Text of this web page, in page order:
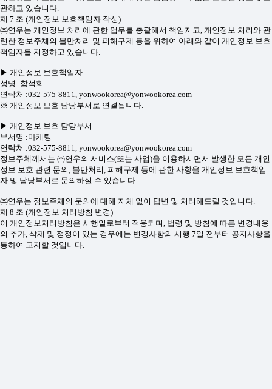
관하고 있습니다.
제 7 조 (개인정보 보호책임자 작성)
㈜연우는 개인정보 처리에 관한 업무를 총괄해서 책임지고, 개인정보 처리와 관
련한 정보주체의 불만처리 및 피해구제 등을 위하여 아래와 같이 개인정보 보호
책임자를 지정하고 있습니다.
▶ 개인정보 보호책임자
성명 :함석희
연락처 :032-575-8811, yonwookorea@yonwookorea.com
※ 개인정보 보호 담당부서로 연결됩니다.
▶ 개인정보 보호 담당부서
부서명 :마케팅
연락처 :032-575-8811, yonwookorea@yonwookorea.com
정보주체께서는 ㈜연우의 서비스(또는 사업)을 이용하시면서 발생한 모든 개인
정보 보호 관련 문의, 불만처리, 피해구제 등에 관한 사항을 개인정보 보호책임
자 및 담당부서로 문의하실 수 있습니다.
㈜연우는 정보주체의 문의에 대해 지체 없이 답변 및 처리해드릴 것입니다.
제 8 조 (개인정보 처리방침 변경)
이 개인정보처리방침은 시행일로부터 적용되며, 법령 및 방침에 따른 변경내용
의 추가, 삭제 및 정정이 있는 경우에는 변경사항의 시행 7일 전부터 공지사항을
통하여 고지할 것입니다.